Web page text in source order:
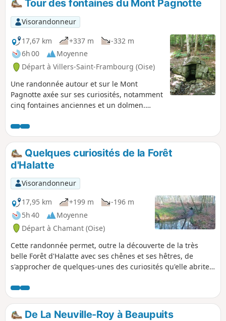
Tour des fontaines du Mont Pagnotte
Visorandonneur
17,67 km
+337 m
-332 m
6h 00
Moyenne
Départ à Villers-Saint-Frambourg (Oise)
Une randonnée autour et sur le Mont
Pagnotte axée sur ses curiosités, notamment
cinq fontaines anciennes et un dolmen.
diversité de biotopes forestiers. À voir :
Fontaine Blanche, Le Rocher au Sanglier,
Dolmen de Chancy, Fontaine du Pied Dufaux,
Fontaine Saint-Barthélemy, Fontaine
d'Yvillers et enfin Fontaine Aubert.
Quelques curiosités de la Forêt
d'Halatte
Visorandonneur
17,95 km
+199 m
-196 m
5h 40
Moyenne
Départ à Chamant (Oise)
Cette randonnée permet, outre la découverte de la très
belle Forêt d'Halatte avec ses chênes et ses hêtres, de
s'approcher de quelques-unes des curiosités qu'elle abrite.
humaine depuis le fond des temps. Au cours du circuit, sur
les hauteurs du Mont Pagnotte, de beaux points de vue
vous attendent.
De La Neuville-Roy à Beaupuits